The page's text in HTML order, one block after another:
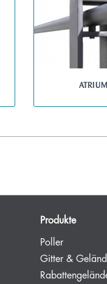
ATRIUM
Produkte
Poller
Gitter &